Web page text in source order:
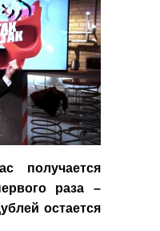
получается
раза –
остается